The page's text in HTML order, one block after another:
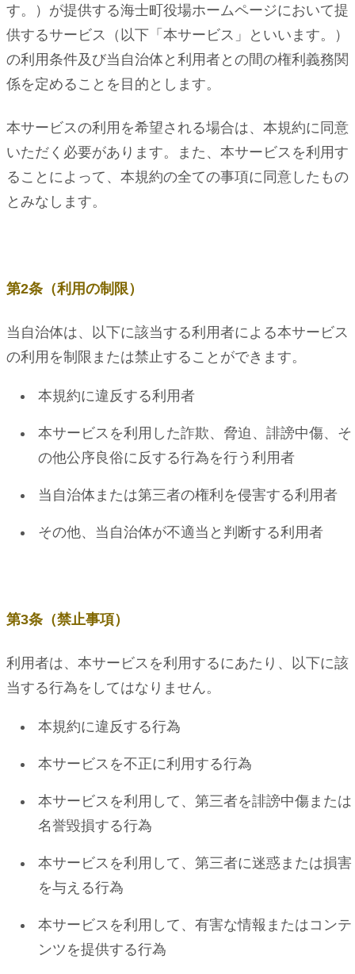
す。）が提供する海士町役場ホームページにおいて提
供するサービス（以下「本サービス」といいます。）
の利用条件及び当自治体と利用者との間の権利義務関
係を定めることを目的とします。
本サービスの利用を希望される場合は、本規約に同意
いただく必要があります。また、本サービスを利用す
ることによって、本規約の全ての事項に同意したもの
とみなします。
第2条（利用の制限）
当自治体は、以下に該当する利用者による本サービス
の利用を制限または禁止することができます。
本規約に違反する利用者
本サービスを利用した詐欺、脅迫、誹謗中傷、そ
の他公序良俗に反する行為を行う利用者
当自治体または第三者の権利を侵害する利用者
その他、当自治体が不適当と判断する利用者
第3条（禁止事項）
利用者は、本サービスを利用するにあたり、以下に該
当する行為をしてはなりません。
本規約に違反する行為
本サービスを不正に利用する行為
本サービスを利用して、第三者を誹謗中傷または
名誉毀損する行為
本サービスを利用して、第三者に迷惑または損害
を与える行為
本サービスを利用して、有害な情報またはコンテ
ンツを提供する行為